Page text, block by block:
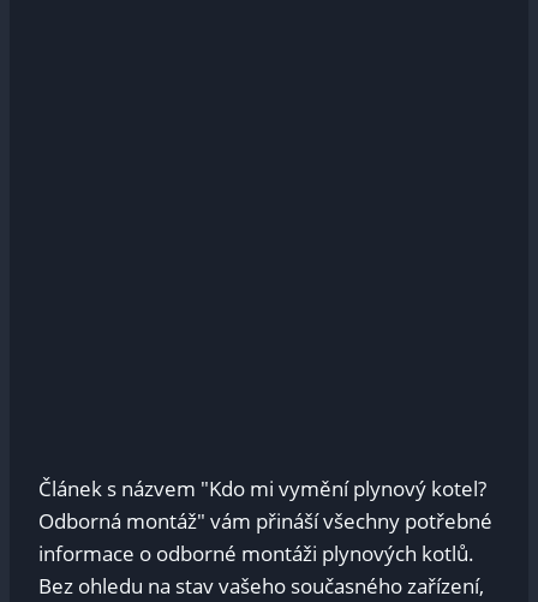
Článek s názvem "Kdo mi vymění plynový kotel?
Odborná montáž" vám přináší všechny potřebné
informace o odborné montáži plynových kotlů.
Bez ohledu na stav vašeho současného zařízení,